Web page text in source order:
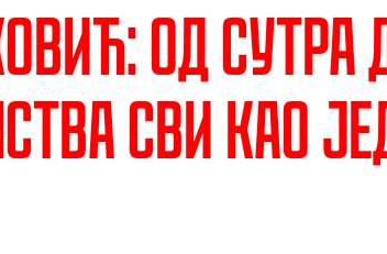
Од сутра
сви као